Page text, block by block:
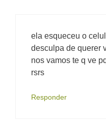
ela esqueceu o
desculpa de querer
nos vamos te q ve
rsrs
Responder